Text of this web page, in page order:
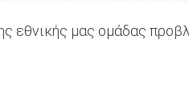
εθνικής μας ομάδας